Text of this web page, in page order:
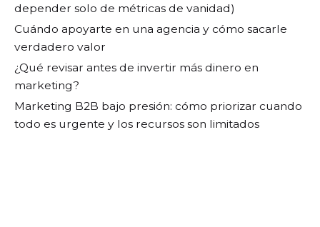
depender solo de métricas de vanidad)
Cuándo apoyarte en una agencia y cómo sacarle
verdadero valor
¿Qué revisar antes de invertir más dinero en
marketing?
Marketing B2B bajo presión: cómo priorizar cuando
todo es urgente y los recursos son limitados